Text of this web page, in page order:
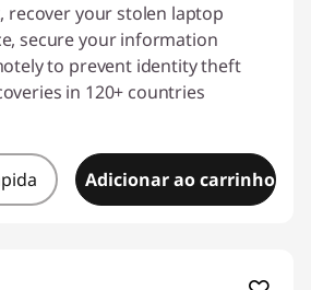
recover your stolen laptop
secure your information
to prevent identity theft
in 120+ countries
Adicionar ao carrinho